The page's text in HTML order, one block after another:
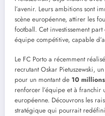
l’avenir. Leurs ambitions sont
scène européenne, attirer les
football. Cet investissement
équipe compétitive, capable
Le FC Porto a récemment
recrutant Oskar Pietuszewski,
pour un montant de 10
renforcer l’équipe et à franchir
européenne. Découvrons les
stratégique qui pourrait